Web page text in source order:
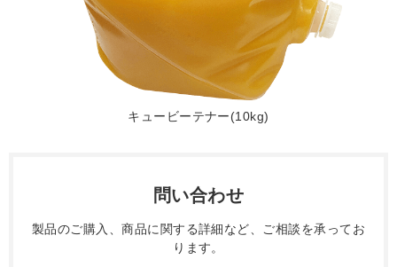
キュービーテナー(10kg)
問い合わせ
製品のご購入、商品に関する詳細など、ご相談を承ってお
ります。